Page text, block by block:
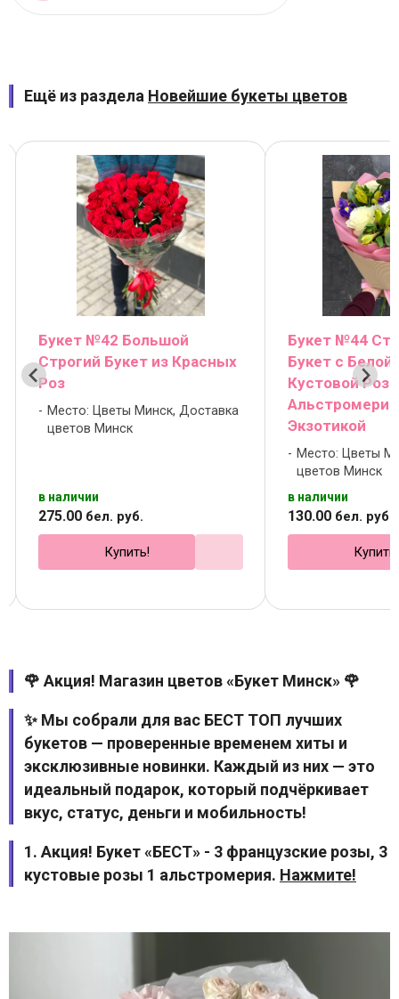
Ещё из раздела Новейшие букеты цветов
Букет №42 Большой
Строгий Букет из Красных
Роз
Место: Цветы Минск, Доставка
цветов Минск
в наличии
275.00 бел. руб.
Купить!
Букет №44
Букет с Белой
Кустовой
Экзотикой
Место: Цветы
цветов Минск
в наличии
130.00 бел. руб.
Купить!
🌹 Акция! Магазин цветов «Букет Минск» 🌹
✨ Мы собрали для вас БЕСТ ТОП лучших
букетов — проверенные временем хиты и
эксклюзивные новинки. Каждый из них — это
идеальный подарок, который подчёркивает
вкус, статус, деньги и мобильность!
1. Акция! Букет «БЕСТ» - 3 французские розы, 3
кустовые розы 1 альстромерия. Нажмите!